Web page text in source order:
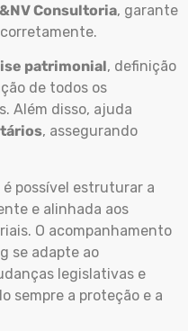
Consultoria, garante
patrimonial, definição
de todos os
Além disso, ajuda
, assegurando
possível estruturar a
e alinhada aos
O acompanhamento
se adapte ao
legislativas e
sempre a proteção e a